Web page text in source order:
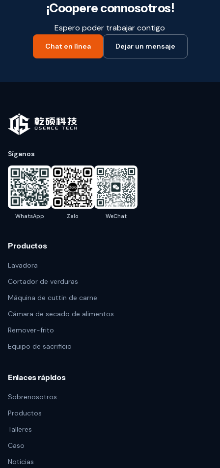
¡Coopere connosotros!
Espero poder trabajar contigo
Chat en línea Dejar un mensaje
Síganos
WhatsApp Zalo WeChat
Productos
Lavadora
Cortador de verduras
Máquina de cuttin de carne
Cámara de secado de alimentos
Remover-frito
Equipo de sacrificio
Enlaces rápidos
Sobrenosotros
Productos
Talleres
Caso
Noticias